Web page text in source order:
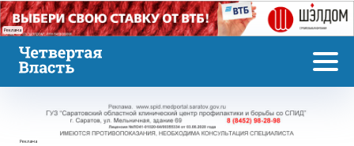
Реклама
Реклама